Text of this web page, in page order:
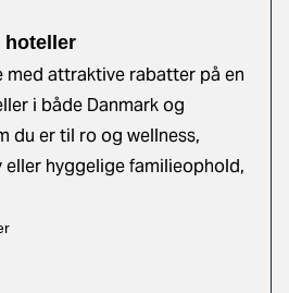
hoteller
attraktive rabatter på en
i både Danmark og
du er til ro og wellness,
hyggelige familieophold,